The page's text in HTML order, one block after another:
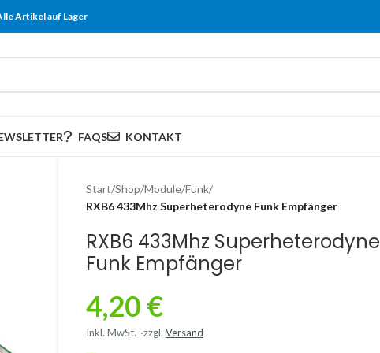
Artikel auf Lager
FAQS KONTAKT
Start/Shop/Module/Funk/
RXB6 433Mhz Superheterodyne Funk Empfänger
RXB6 433Mhz Superheterodyne
Funk Empfänger
4,20 €
Inkl. MwSt. zzgl. Versand